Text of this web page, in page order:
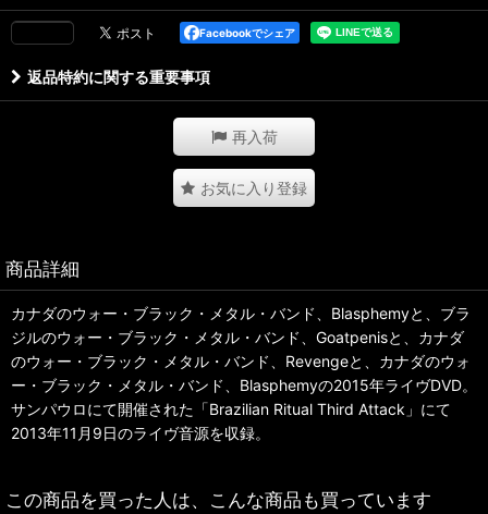
Facebookでシェア
返品特約に関する重要事項
再入荷
お気に入り登録
商品詳細
カナダのウォー・ブラック・メタル・バンド、Blasphemyと、ブラ
ジルのウォー・ブラック・メタル・バンド、Goatpenisと、カナダ
のウォー・ブラック・メタル・バンド、Revengeと、カナダのウォ
ー・ブラック・メタル・バンド、Blasphemyの2015年ライヴDVD。
サンパウロにて開催された「Brazilian Ritual Third Attack」にて
2013年11月9日のライヴ音源を収録。
この商品を買った人は、こんな商品も買っています